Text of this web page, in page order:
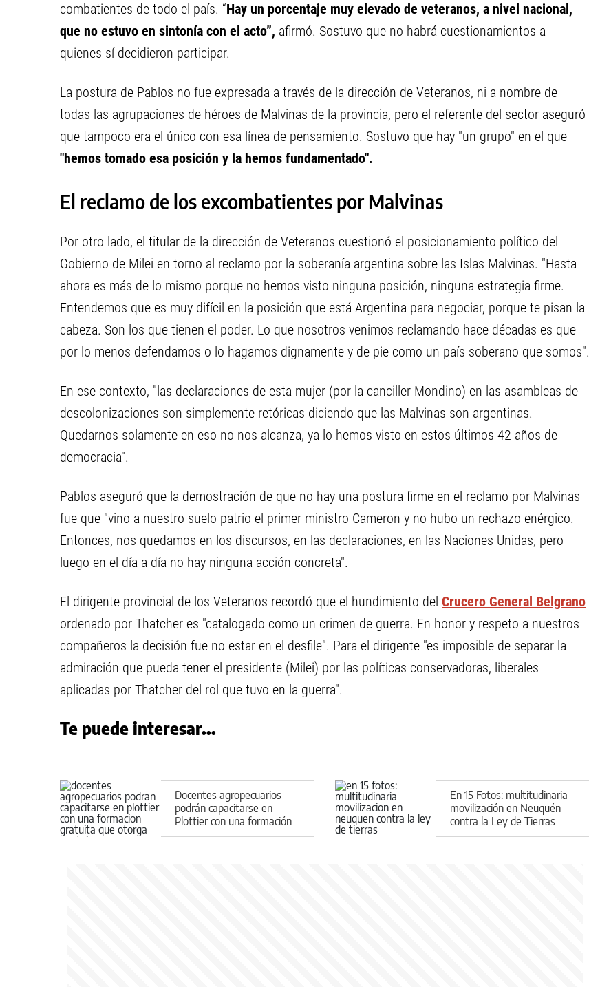
combatientes de todo el país. “Hay un porcentaje muy elevado de veteranos, a nivel nacional,
que no estuvo en sintonía con el acto”, afirmó. Sostuvo que no habrá cuestionamientos a
quienes sí decidieron participar.
La postura de Pablos no fue expresada a través de la dirección de Veteranos, ni a nombre de
todas las agrupaciones de héroes de Malvinas de la provincia, pero el referente del sector aseguró
que tampoco era el único con esa línea de pensamiento. Sostuvo que hay "un grupo" en el que
"hemos tomado esa posición y la hemos fundamentado".
El reclamo de los excombatientes por Malvinas
Por otro lado, el titular de la dirección de Veteranos cuestionó el posicionamiento político del
Gobierno de Milei en torno al reclamo por la soberanía argentina sobre las Islas Malvinas. "Hasta
ahora es más de lo mismo porque no hemos visto ninguna posición, ninguna estrategia firme.
Entendemos que es muy difícil en la posición que está Argentina para negociar, porque te pisan la
cabeza. Son los que tienen el poder. Lo que nosotros venimos reclamando hace décadas es que
por lo menos defendamos o lo hagamos dignamente y de pie como un país soberano que somos".
En ese contexto, "las declaraciones de esta mujer (por la canciller Mondino) en las asambleas de
descolonizaciones son simplemente retóricas diciendo que las Malvinas son argentinas.
Quedarnos solamente en eso no nos alcanza, ya lo hemos visto en estos últimos 42 años de
democracia".
Pablos aseguró que la demostración de que no hay una postura firme en el reclamo por Malvinas
fue que "vino a nuestro suelo patrio el primer ministro Cameron y no hubo un rechazo enérgico.
Entonces, nos quedamos en los discursos, en las declaraciones, en las Naciones Unidas, pero
luego en el día a día no hay ninguna acción concreta".
El dirigente provincial de los Veteranos recordó que el hundimiento del Crucero General Belgrano
ordenado por Thatcher es "catalogado como un crimen de guerra. En honor y respeto a nuestros
compañeros la decisión fue no estar en el desfile". Para el dirigente "es imposible de separar la
admiración que pueda tener el presidente (Milei) por las políticas conservadoras, liberales
aplicadas por Thatcher del rol que tuvo en la guerra".
Te puede interesar...
Docentes agropecuarios
podrán capacitarse en
Plottier con una formación
gratuita que otorga puntaje
En 15 Fotos: multitudinaria
movilización en Neuquén
contra la Ley de Tierras